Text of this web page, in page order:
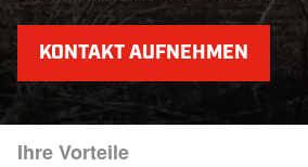
KONTAKT AUFNEHMEN
Ihre Vorteile